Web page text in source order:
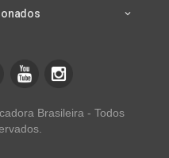
Brasileira - Todos